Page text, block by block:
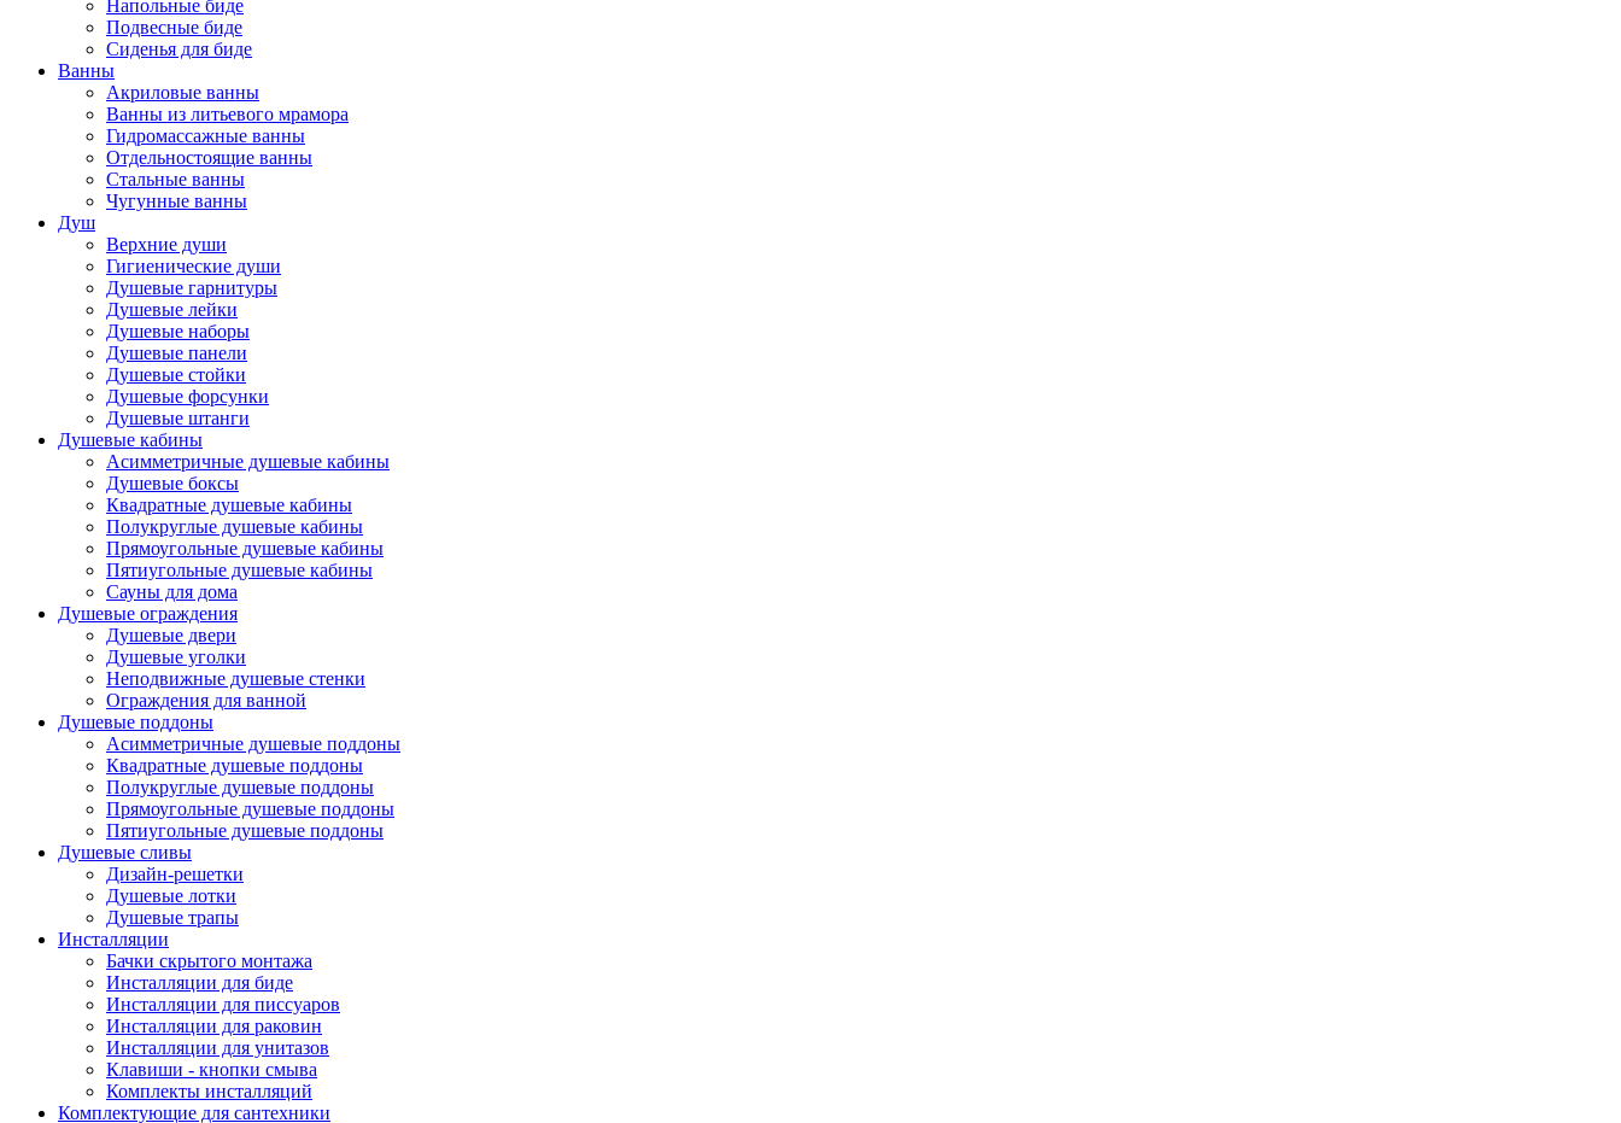
Напольные биде
Подвесные биде
Сиденья для биде
Ванны
Акриловые ванны
Ванны из литьевого мрамора
Гидромассажные ванны
Отдельностоящие ванны
Стальные ванны
Чугунные ванны
Душ
Верхние души
Гигиенические души
Душевые гарнитуры
Душевые лейки
Душевые наборы
Душевые панели
Душевые стойки
Душевые форсунки
Душевые штанги
Душевые кабины
Асимметричные душевые кабины
Душевые боксы
Квадратные душевые кабины
Полукруглые душевые кабины
Прямоугольные душевые кабины
Пятиугольные душевые кабины
Сауны для дома
Душевые ограждения
Душевые двери
Душевые уголки
Неподвижные душевые стенки
Ограждения для ванной
Душевые поддоны
Асимметричные душевые поддоны
Квадратные душевые поддоны
Полукруглые душевые поддоны
Прямоугольные душевые поддоны
Пятиугольные душевые поддоны
Душевые сливы
Дизайн-решетки
Душевые лотки
Душевые трапы
Инсталляции
Бачки скрытого монтажа
Инсталляции для биде
Инсталляции для писсуаров
Инсталляции для раковин
Инсталляции для унитазов
Клавиши - кнопки смыва
Комплекты инсталляций
Комплектующие для сантехники